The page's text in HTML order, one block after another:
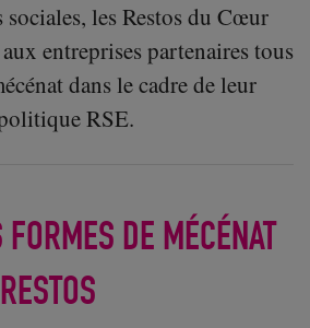
sociales, les Restos du Cœur
entreprises partenaires tous
dans le cadre de leur
RSE.
DE MÉCÉNAT